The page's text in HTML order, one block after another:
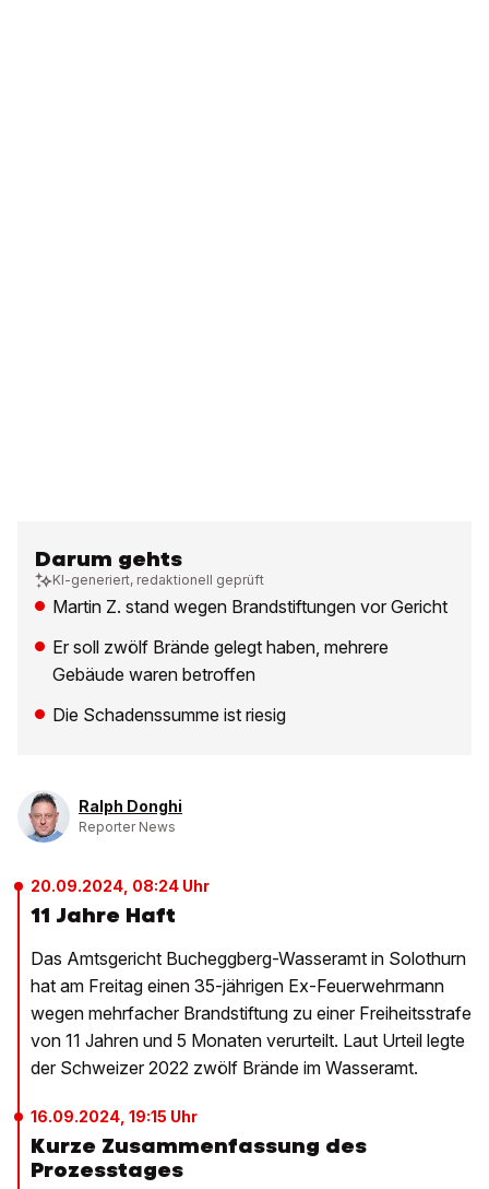
Darum gehts
KI-generiert, redaktionell geprüft
Martin Z. stand wegen Brandstiftungen vor Gericht
Er soll zwölf Brände gelegt haben, mehrere
Gebäude waren betroffen
Die Schadenssumme ist riesig
Ralph Donghi
Reporter News
20.09.2024, 08:24 Uhr
11 Jahre Haft
Das Amtsgericht Bucheggberg-Wasseramt in Solothurn
hat am Freitag einen 35-jährigen Ex-Feuerwehrmann
wegen mehrfacher Brandstiftung zu einer Freiheitsstrafe
von 11 Jahren und 5 Monaten verurteilt. Laut Urteil legte
der Schweizer 2022 zwölf Brände im Wasseramt.
16.09.2024, 19:15 Uhr
Kurze Zusammenfassung des
Prozesstages